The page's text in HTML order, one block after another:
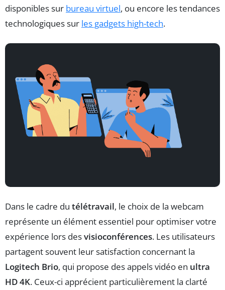
disponibles sur bureau virtuel, ou encore les tendances
technologiques sur les gadgets high-tech.
Dans le cadre du télétravail, le choix de la webcam
représente un élément essentiel pour optimiser votre
expérience lors desvisioconférences. Les utilisateurs
partagent souvent leur satisfaction concernant la
Logitech Brio, qui propose des appels vidéo en ultra
HD 4K. Ceux-ci apprécient particulièrement la clarté